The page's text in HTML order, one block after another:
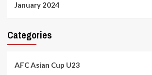
January 2024
Categories
AFC Asian Cup U23